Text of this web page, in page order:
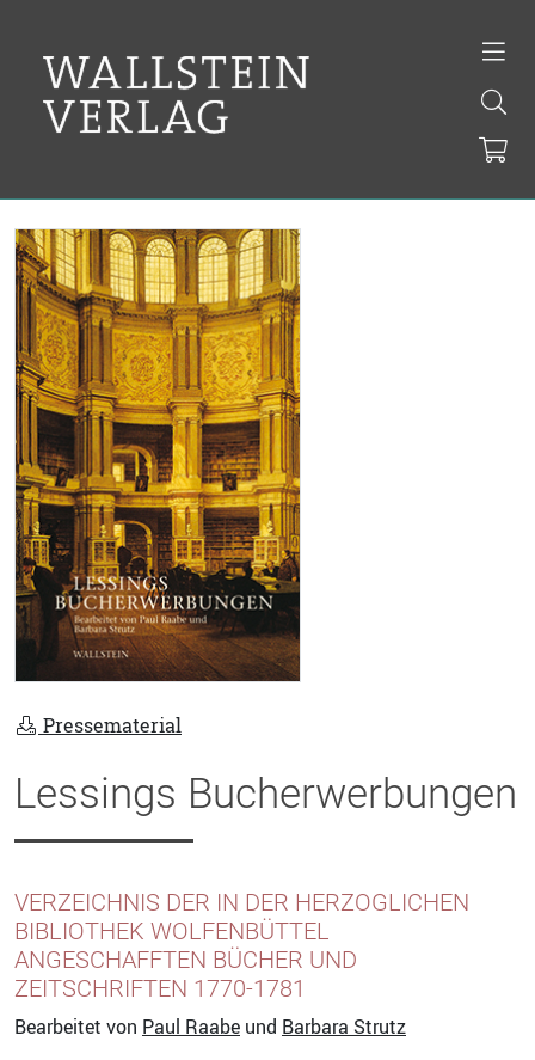
Pressematerial
Lessings Bucherwerbungen
VERZEICHNIS DER IN DER HERZOGLICHEN
BIBLIOTHEK WOLFENBÜTTEL
ANGESCHAFFTEN BÜCHER UND
ZEITSCHRIFTEN 1770-1781
Bearbeitet von Paul Raabe und Barbara Strutz